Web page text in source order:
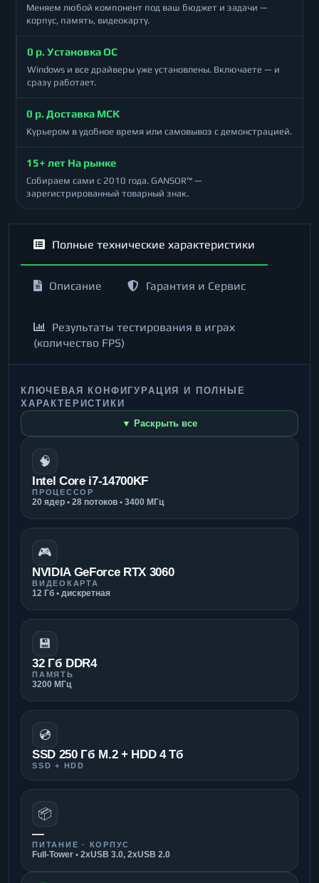
Меняем любой компонент под ваш бюджет и задачи —
корпус, память, видеокарту.
0 р. Установка ОС
Windows и все драйверы уже установлены. Включаете — и
сразу работает.
0 р. Доставка МСК
Курьером в удобное время или самовывоз с демонстрацией.
15+ лет На рынке
Собираем сами с 2010 года. GANSOR™ —
зарегистрированный товарный знак.
Полные технические характеристики
Описание Гарантия и Сервис
Результаты тестирования в играх
(количество FPS)
КЛЮЧЕВАЯ КОНФИГУРАЦИЯ И ПОЛНЫЕ
ХАРАКТЕРИСТИКИ
▼ Раскрыть все
🧠
Intel Core i7-14700KF
ПРОЦЕССОР
20 ядер • 28 потоков • 3400 МГц
🎮
NVIDIA GeForce RTX 3060
ВИДЕОКАРТА
12 Гб • дискретная
💾
32 Гб DDR4
ПАМЯТЬ
3200 МГц
💿
SSD 250 Гб M.2 + HDD 4 Тб
SSD + HDD
📦
—
ПИТАНИЕ · КОРПУС
Full-Tower • 2xUSB 3.0, 2xUSB 2.0